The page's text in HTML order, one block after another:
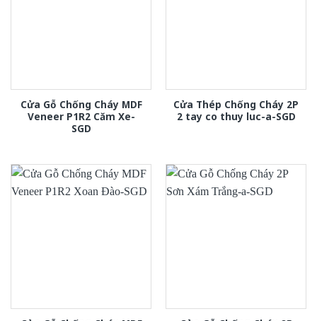
Cửa Gỗ Chống Cháy MDF
Veneer P1R2 Căm Xe-
SGD
Cửa Thép Chống Cháy 2P
2 tay co thuy luc-a-SGD